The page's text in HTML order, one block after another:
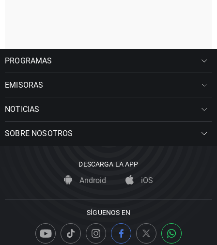
PROGRAMAS
EMISORAS
NOTICIAS
SOBRE NOSOTROS
DESCARGA LA APP
Android iOS
SÍGUENOS EN